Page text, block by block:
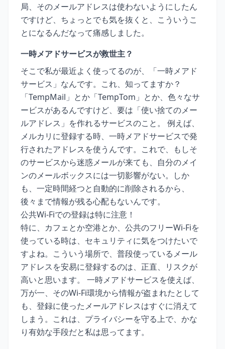
局、そのメールアドレスは使わないようにしたん
ですけど、ちょっとでも気を抜くと、こういうこ
とになるんだなって痛感しました。
一時メアドサービスが救世主？
そこで私が最近よく使ってるのが、「一時メアド
サービス」なんです。これ、知ってますか？
「TempMail」とか「TempTom」とか、色々なサ
ービスがあるんですけど、要は「使い捨てのメー
ルアドレス」を作れるサービスのこと。 例えば、
メルカリに登録する時、一時メアドサービスで発
行されたアドレスを使うんです。これで、もしそ
のサービスから迷惑メールが来ても、自分のメイ
ンのメールボックスには一切影響がない。しか
も、一定時間経つと自動的に削除されるから、
後々まで情報が残る心配もないんです。
公共Wi-Fiでの登録は特に注意！
特に、カフェとか空港とか、公共のフリーWi-Fiを
使っている時は、セキュリティに気をつけたいで
すよね。こういう場所で、普段使っているメール
アドレスを安易に登録するのは、正直、リスクが
高いと思います。 一時メアドサービスを使えば、
万が一、そのWi-Fi環境から情報が盗まれたとして
も、登録に使ったメールアドレスはすぐに消えて
しまう。これは、プライバシーを守る上で、かな
り有効な手段だと私は思ってます。